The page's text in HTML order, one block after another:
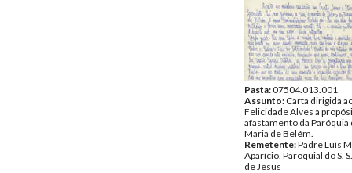
Pasta:07504.013.001
Assunto: Carta dirigida
Felicidade Alves a
afastamento da Paróquia
Maria de Belém.
Remetente:Padre Luís
Aparício, Paroquial do S.
de Jesus